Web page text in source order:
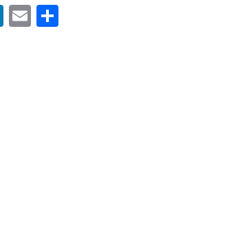
LinkedIn
Email